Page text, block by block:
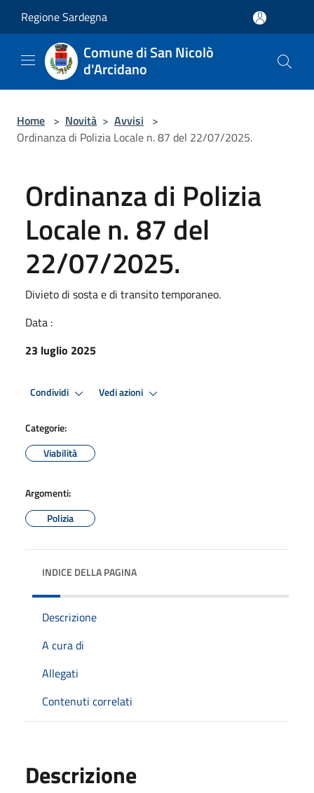
Regione Sardegna
Comune di San Nicolò
d'Arcidano
Home > Novità > Avvisi >
Ordinanza di Polizia Locale n. 87 del 22/07/2025.
Ordinanza di Polizia
Locale n. 87 del
22/07/2025.
Divieto di sosta e di transito temporaneo.
Data :
23 luglio 2025
Condividi Vedi azioni
Categorie:
Viabilità
Argomenti:
Polizia
INDICE DELLA PAGINA
Descrizione
A cura di
Allegati
Contenuti correlati
Descrizione